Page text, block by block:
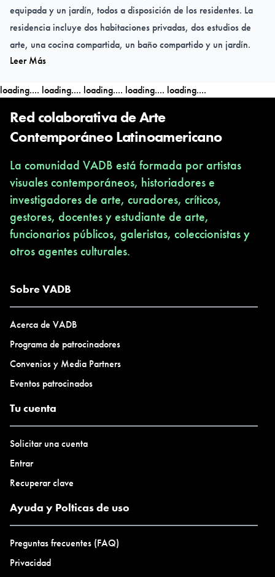
equipada y un jardín, todos a disposición de los residentes. La
residencia incluye dos habitaciones privadas, dos estudios de
arte, una cocina compartida, un baño compartido y un jardín.
y Proyectos dirigidos por el ICA ofrecen un conjunto integral de
recursos, instalaciones y herramientas para que los residentes se
conecten mejor con la escena del arte contemporáneo armenio.
Idiomas de trabajo:
armenio
Inglés
Francés
ruso
Duración de la residencia:
Semanas: 2
Meses: 1
Número de artistas en residencia al mismo tiempo:
2
Tipo de alojamiento:
Habitación privada
Leer Más
loading.... loading.... loading.... loading.... loading....
Red colaborativa de Arte
Contemporáneo Latinoamericano
La comunidad VADB está formada por artistas
visuales contemporáneos, historiadores e
investigadores de arte, curadores, críticos,
gestores, docentes y estudiante de arte,
funcionarios públicos, galeristas, coleccionistas y
otros agentes culturales.
Sobre VADB
Acerca de VADB
Programa de patrocinadores
Convenios y Media Partners
Eventos patrocinados
Tu cuenta
Solicitar una cuenta
Entrar
Recuperar clave
Ayuda y Polticas de uso
Preguntas frecuentes (FAQ)
Privacidad